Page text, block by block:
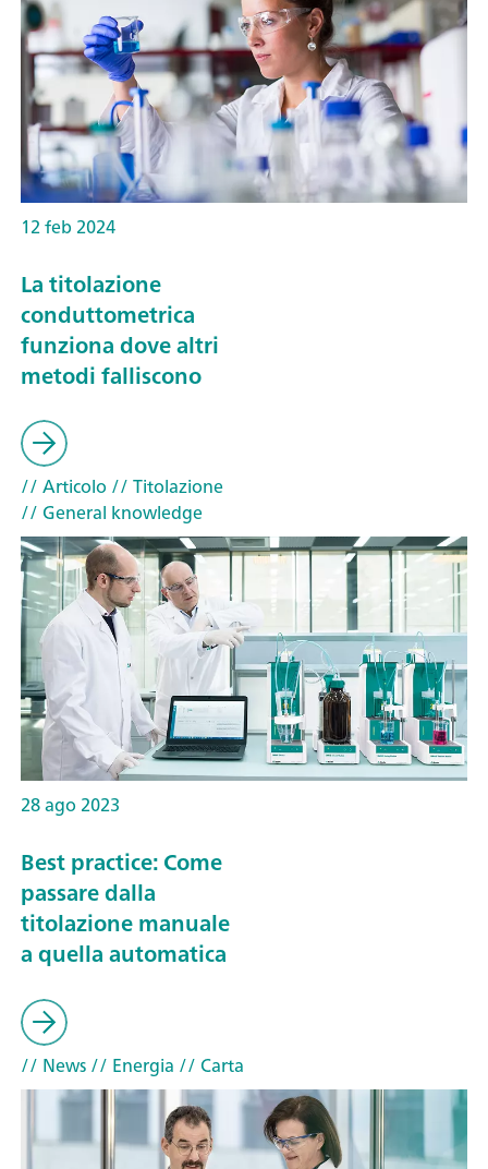
12 feb 2024
La titolazione
conduttometrica
funziona dove altri
metodi falliscono
// Articolo // Titolazione
// General knowledge
28 ago 2023
Best practice: Come
passare dalla
titolazione manuale
a quella automatica
// News// Energia // Carta